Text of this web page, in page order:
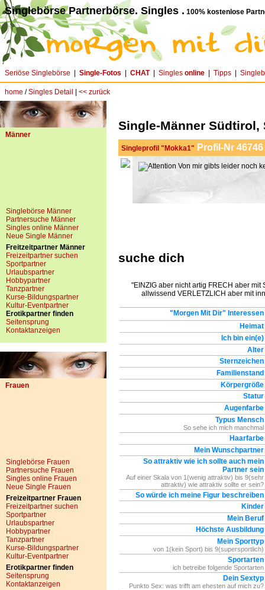
Singlebörse Partnerbörse. Singles . 100% kostenlose
Seriöse Singlebörse Single-Fotos CHAT| Singles online Tipps
home /Singles Detail << zurück
Männer
Singlebörse Männer
Partnersuche Männer
Singles online Männer
Neue Single Männer
Freitzeitpartner Männer
Freizeitpartner suchen
Sportpartner
Urlaubspartner
Hobbypartner
Tanzpartner
Kurse-Bildungspartner
Kultur-Eventpartner
Erotikpartner finden
Seitensprung
Kontaktanzeigen
Frauen
Singlebörse Frauen
Partnersuche Frauen
Singles online Frauen
Neue Single Frauen
Freizeitpartner Frauen
Freizeitpartner suchen
Sportpartner
Urlaubspartner
Hobbypartner
Tanzpartner
Kurse-Bildungspartner
Kultur-Eventpartner
Erotikpartner finden
Seitensprung
Kontaktanzeigen
Single-Männer
Singleprofil "Mokka1" Profil-Nr 46746
Von mir gibts leider noch
suche dich
"EINZIG aber nicht artig FRECH aber
allwissend VERLETZLICH aber mit
"Morgen Mit Dir" Interessen
Heimat
Ich bin ein(e)
Alter
Sternzeichen
Familienstand
Körpergröße
Statur
Augenfarbe
Typus Mensch
So sehe ich mich manchmal
Haarfarbe
Mein Wunschpartner
So attraktiv wie ich sollte auch mein
Partner sein
Auf einer Skala von 1(wenig attraktiv) bis 9(sehr
attraktiv) wie attraktiv sollte er sein?
So würde ich meine Figur beschreiben
Kinder
Mein Beruf
Höchste Ausbildung
Mein Sporttyp
von 1(kein Sport) bis 9(supersportlich)
Sportarten
ich betreibe folgende Sportarten
Dein Sextyp
Punkto Sex: was trifft am ehesten auf mich zu?